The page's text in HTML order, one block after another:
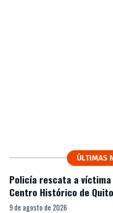
ÚLTIMAS
Policía rescata a
Centro Histórico de Quito
9 de agosto de 2026